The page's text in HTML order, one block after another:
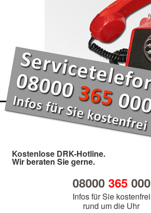
Kostenlose DRK-Hotline.
Wir beraten Sie gerne.
08000 365000
Infos für Sie kostenfrei
rund um die Uhr